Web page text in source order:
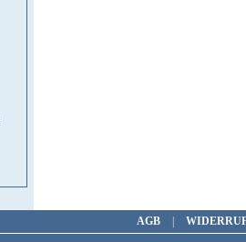
AGB